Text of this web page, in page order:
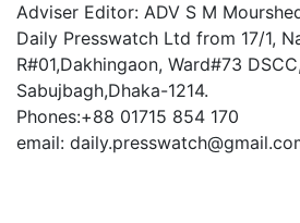
Adviser Editor: ADV S M
Daily Presswatch Ltd from 17/1,
R#01,Dakhingaon, Ward#73
Sabujbagh,Dhaka-1214.
Phones:+88 01715 854 170
email: